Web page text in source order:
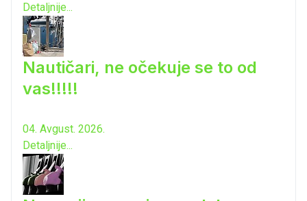
Detaljnije...
Nautičari, ne očekuje se to od
vas!!!!!
04. Avgust. 2026.
Detaljnije...